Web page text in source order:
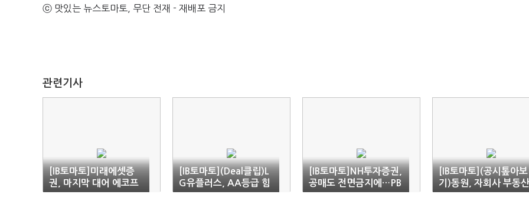
ⓒ 맛있는 뉴스토마토, 무단 전재 - 재배포 금지
관련기사
[IB토마토]미래에셋증
권, 마지막 대어 에코프
로머티리얼즈로 IPO 1
[IB토마토](Deal클립)L
G유플러스, AA등급 힘
입어 수요예측 흥행
[IB토마토]NH투자증권,
공매도 전면금지에…PB
S 사업 타격 불가피
[IB토마토](공시톺아보
기)동원, 자회사 부동산
매각에도…HMM 인수